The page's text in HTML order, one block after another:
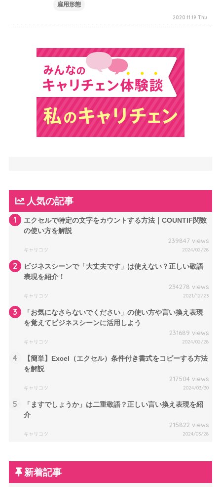
雇用形態
2020.11.19 Thu
人気の記事
1
エクセルで特定の文字をカウントする方法｜COUNTIF関数
の使い方を解説
239847 views
キャリコツ 2024/02/28
2
ビジネスシーンで「大丈夫です」は使えない？正しい敬語
表現を紹介！
234278 views
キャリコツ 2021/12/23
3
「お気になさらないでください」の使い方や言い換え表現
を覚えてビジネスシーンに活用しよう
231689 views
キャリコツ 2024/02/28
4
【簡単】Excel（エクセル）条件付き書式をコピーする方法
を解説
217504 views
キャリコツ 2024/03/30
5
「ますでしょうか」は二重敬語？正しい言い換え表現を紹
介
215822 views
キャリコツ 2024/03/28
新着記事